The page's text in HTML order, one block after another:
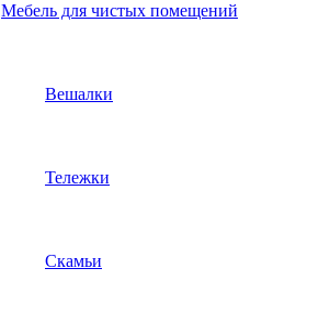
Мебель для чистых помещений
Вешалки
Тележки
Скамьи